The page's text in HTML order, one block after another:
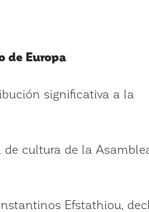
de Europa
significativa a la
cultura de la
Efstathiou,